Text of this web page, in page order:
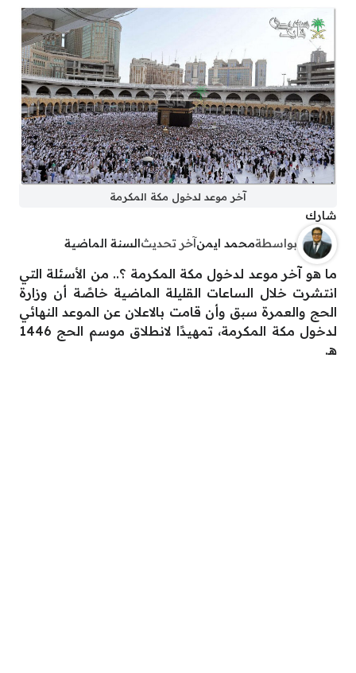
آخر موعد لدخول مكة المكرمة
شارك
بواسطةمحمد ايمنآخر تحديثالسنة الماضية
ما هو آخر موعد لدخول مكة المكرمة ؟.. من الأسئلة التي
انتشرت خلال الساعات القليلة الماضية خاصًة أن وزارة
الحج والعمرة سبق وأن قامت بالاعلان عن الموعد النهائي
لدخول مكة المكرمة، تمهيدًا لانطلاق موسم الحج 1446
هـ.